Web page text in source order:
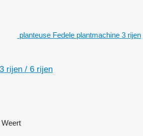
planteuse Fedele plantmachine 3 rijen
rijen / 6 rijen